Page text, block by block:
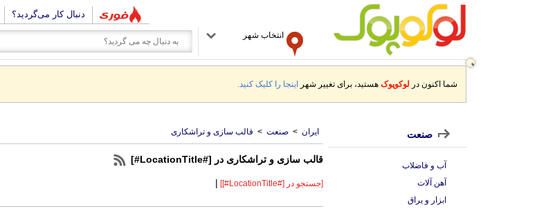
دنبال کار می‌گردید؟
انتخاب شهر
شما اکنون در لوکوپوک هستید، برای تغییر شهر اینجا را کلیک کنید.
ایران > صنعت > قالب سازی و تراشکاری
قالب سازی و تراشکاری در [#LocationTitle#]
[جستجو در [#LocationTitle#]] |
صنعت
آب و فاضلاب
آهن آلات
ابزار و یراق